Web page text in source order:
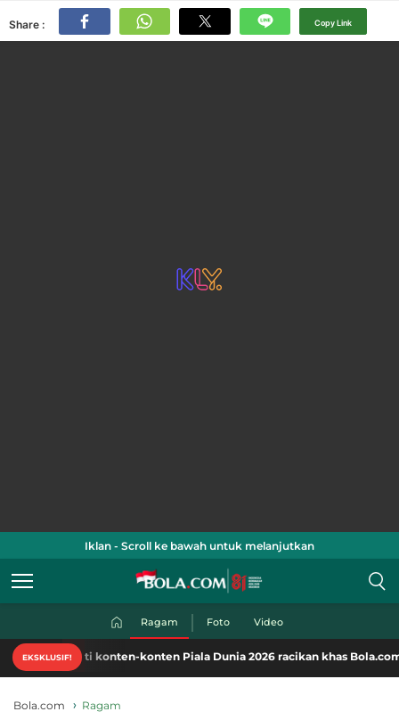
Share : Copy Link
Iklan - Scroll ke bawah untuk melanjutkan
Ragam Foto Video
EKSKLUSIF!
konten-konten Piala Dunia 2026 racikan khas Bola.com. Klik di sini!
Bola.com Ragam